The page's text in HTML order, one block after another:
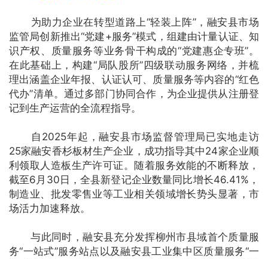
为助力企业在转型道路上“轻装上阵”，融安县市场
监管局创新推出“党建+服务”模式，组建由计量认证、知
识产权、质量服务等业务骨干构成的“党建惠企专班”。
在此基础上，构建“局队股所”四级联动服务网络，并梳
理出涵盖企业年报、认证认可、质量服务等内容的“红色
代办”清单。通过多部门协同合作，为企业提供从注册登
记到生产运营的全流程指导。
自2025年起，融安县市场监督管理局已实地走访
25家融安香杉板材生产企业，成功指导其中24家企业顺
利领取人造板生产许可证。随着服务效能的不断释放，
截至6月30日，全县新登记企业数量同比增长46.41%，
制造业、批发零售业等工业相关领域增长势头显著，市
场活力加速释放。
与此同时，融安县充分发挥柳州市县域首个质量服
务“一站式”服务站点以及融安县工业集中区质量服务“一